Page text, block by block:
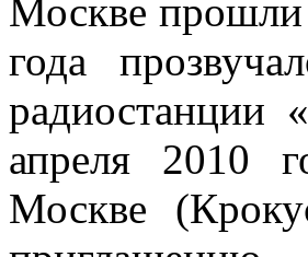
Москве прошли
года
радиостанции
апреля 2010
Москве